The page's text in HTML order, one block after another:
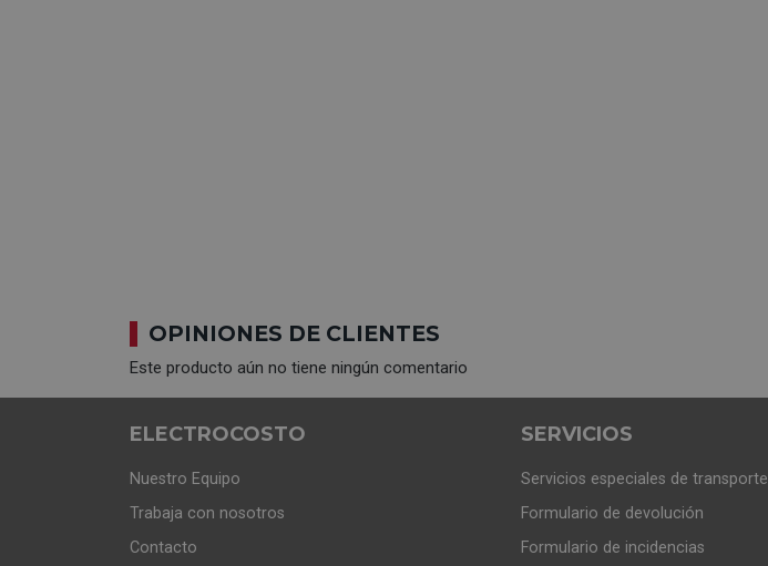
OPINIONES DE CLIENTES
Este producto aún no tiene ningún comentario
ELECTROCOSTO
Nuestro Equipo
Trabaja con nosotros
Contacto
SERVICIOS
Servicios especiales de transporte
Formulario de devolución
Formulario de incidencias